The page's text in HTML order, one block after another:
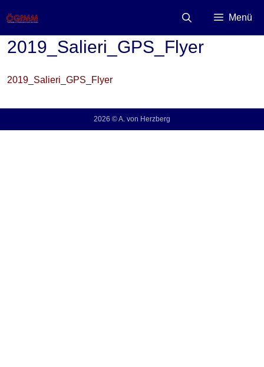
Inhalt
springen
Menü
2019_Salieri_GPS_Flyer
2019_Salieri_GPS_Flyer
2026 © A. von Herzberg